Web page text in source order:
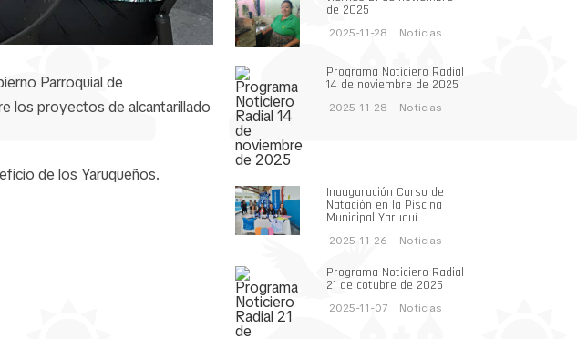
Parroquial de
los proyectos de alcantarillado
de los Yaruqueños.
de 2025
2025-11-28 Noticias
Programa Noticiero Radial
14 de noviembre de 2025
2025-11-28 Noticias
Inauguración Curso de
Natación en la Piscina
Municipal Yaruquí
2025-11-26 Noticias
Programa Noticiero Radial
21 de cotubre de 2025
2025-11-07 Noticias